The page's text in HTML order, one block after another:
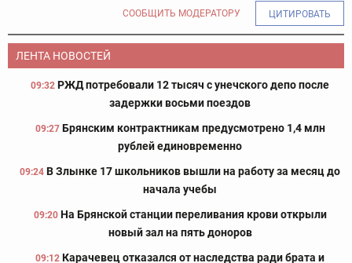
СООБЩИТЬ МОДЕРАТОРУ ЦИТИРОВАТЬ
ЛЕНТА НОВОСТЕЙ
09:32 РЖД потребовали 12 тысяч с унечского депо после
задержки восьми поездов
09:27 Брянским контрактникам предусмотрено 1,4 млн
рублей единовременно
09:24 В Злынке 17 школьников вышли на работу за месяц до
начала учебы
09:20 На Брянской станции переливания крови открыли
новый зал на пять доноров
09:12 Карачевец отказался от наследства ради брата и